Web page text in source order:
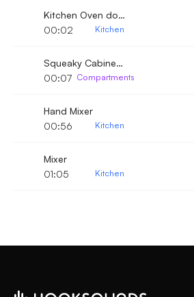
Kitchen Oven door close
00:02
Kitchen
Squeaky Cabinet Door 2
00:07 Compartments
Hand Mixer
00:56
Kitchen
Mixer
01:05
Kitchen